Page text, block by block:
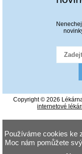
Copyright © 2026
internetové
Používáme cookies ke
Moc nám pomůžete